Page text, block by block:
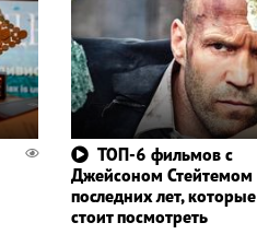
ТОП-6 фильмов с
Джейсоном Стейтемом
последних лет, которые
стоит посмотреть